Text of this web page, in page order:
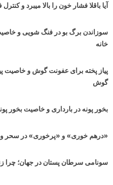
آیا باقلا فشار خون را بالا میبرد و
سوزاندن برگ بو در فنگ شویی و
خانه
پیاز پخته برای عفونت گوش و خاصیت
گوش
بخور پونه در بارداری و خاصیت بخور
«درهم خوری» و «پرخوری» در سحر و
سونامی سرطان پستان در جهان‌؛ چرا